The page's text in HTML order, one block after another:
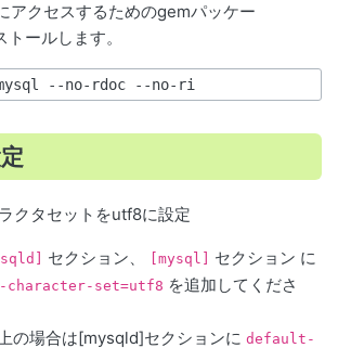
アクセスするためのgemパッケー
ールします。
--no-rdoc --no-ri
クタセットをutf8に設定
セクション、 [mysql]
セクション に
set=utf8 を追加してくださ
の場合は[mysqld]セクションに default-